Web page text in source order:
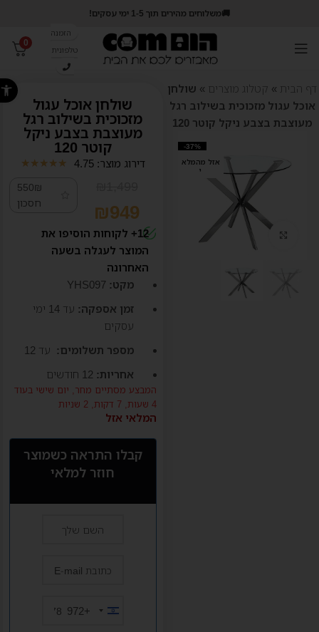
פתח
🚚משלוחים מהירים תוך 1-5 ימי עסקים!
הזמנה
טלפונית
0
דף הבית » קטלוג מוצרים » שולחן
אוכל עגול מזכוכית בשילוב רגל
מעוצבת בצבע ניקל קוטר 120
-37%
אזל מהמלא
י
קליק לזום
שולחן אוכל עגול
מזכוכית בשילוב רגל
מעוצבת בצבע ניקל
קוטר 120
דירוג מוצר: 4.75 ★
★
★
★
★
₪949
550₪
חסכון
12+ לקוחות הוסיפו את
המוצר לעגלה בשעה
האחרונה
מקט: YHS097
זמן אספקה: עד 14
ימי
עסקים
מספר תשלומים: עד 12
אחריות: 12 חודשים
המבצע מסתיים מחר, יום שישי בעוד
4 שעות, 7 דקות, 1 שניות
המלאי אזל
קבלו התראה כשמוצר
חוזר למלאי
Israel
+972